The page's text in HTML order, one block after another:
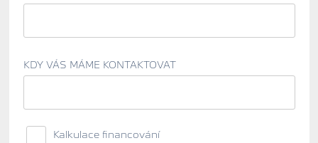
KDY VÁS MÁME KONTAKTOVAT
Kalkulace financování